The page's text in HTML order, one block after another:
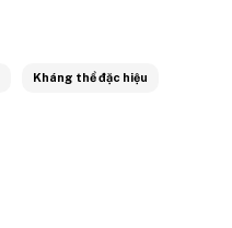
Kháng thể đặc hiệu